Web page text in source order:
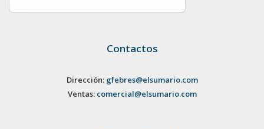
Contactos
Dirección: gfebres@elsumario.com
Ventas: comercial@elsumario.com